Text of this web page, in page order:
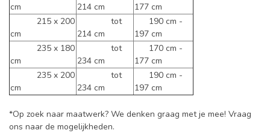
cm 214 cm
177 cm
215 x 200
cm
tot
214 cm
190 cm -
197 cm
235 x 180
cm
tot
234 cm
170 cm -
177 cm
235 x 200
cm
tot
234 cm
190 cm -
197 cm
*Op zoek naar maatwerk? We denken graag met je mee! Vraag
ons naar de mogelijkheden.